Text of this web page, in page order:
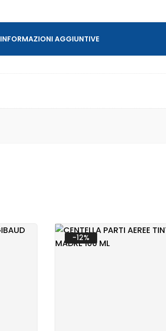
INFORMAZIONI AGGIUNTIVE
-12%